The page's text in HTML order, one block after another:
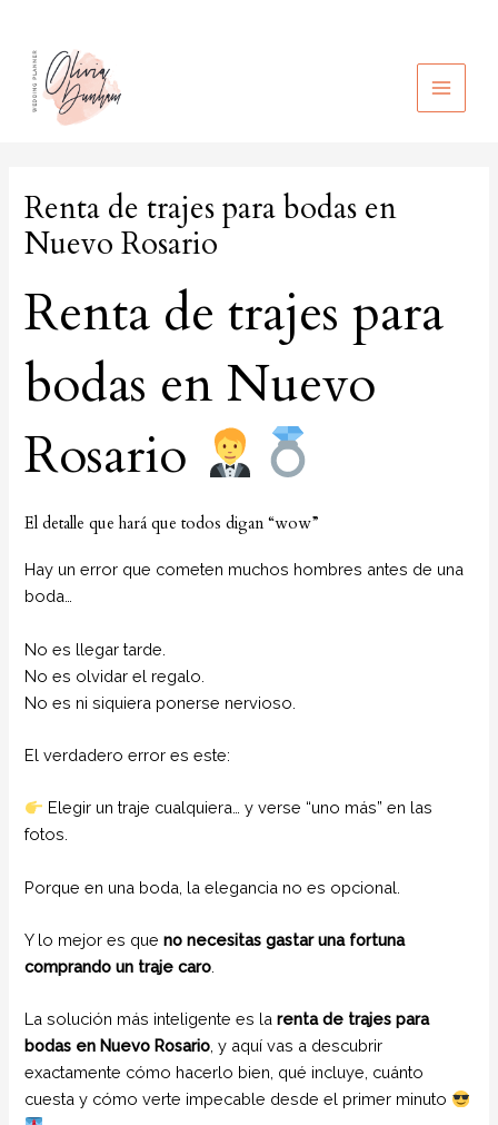
contenido
MAIN
Renta de trajes para bodas en
Nuevo Rosario
Renta de trajes para
bodas en Nuevo
Rosario
El detalle que hará que todos digan “wow”
Hay un error que cometen muchos hombres antes de una
boda…
No es llegar tarde.
No es olvidar el regalo.
No es ni siquiera ponerse nervioso.
El verdadero error es este:
Elegir un traje cualquiera… y verse “uno más” en las
fotos.
Porque en una boda, la elegancia no es opcional.
Y lo mejor es queno necesitas gastar una fortuna
comprando un traje caro
La solución más inteligente es larenta de trajes para
bodas en Nuevo Rosario, y aquí vas a descubrir
exactamente cómo hacerlo bien, qué incluye, cuánto
cuesta y cómo verte impecable desde el primer minuto